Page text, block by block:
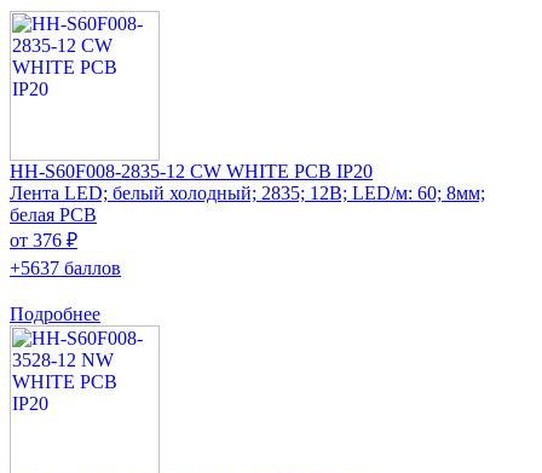
HH-S60F008-2835-12 CW WHITE PCB IP20
Лента LED; белый холодный; 2835; 12В; LED/м: 60; 8мм;
белая PCB
от 376 ₽
+5637 баллов
Подробнее